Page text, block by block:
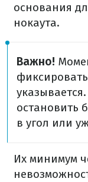
основания
нокаута.
Важно!
остановить
в угол или
Их минимум